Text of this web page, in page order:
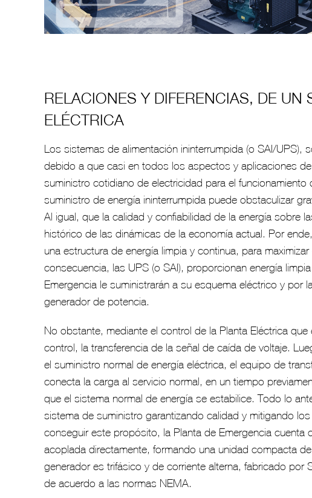
RELACIONES Y DIFERENCIAS, DE UN
ELÉCTRICA
Los sistemas de alimentación ininterrumpida (o SAI/UPS),
debido a que casi en todos los aspectos y aplicaciones
suministro cotidiano de electricidad para el
suministro de energía ininterrumpida puede obstaculizar
Al igual, que la calidad y confiabilidad de la energía sobre
histórico de las dinámicas de la economía actual. Por
una estructura de energía limpia y continua, para
consecuencia, las UPS (o SAI), proporcionan energía
Emergencia le suministrarán a su esquema eléctrico y
generador de potencia.
No obstante, mediante el control de la Planta Eléctrica
control, la transferencia de la señal de caída de voltaje.
el suministro normal de energía eléctrica, el equipo de
conecta la carga al servicio normal, en un tiempo
que el sistema normal de energía se estabilice. Todo lo
sistema de suministro garantizando calidad y mitigando
conseguir este propósito, la Planta de Emergencia cuenta
acoplada directamente, formando una unidad compacta
generador es trifásico y de corriente alterna, fabricado por
de acuerdo a las normas NEMA.